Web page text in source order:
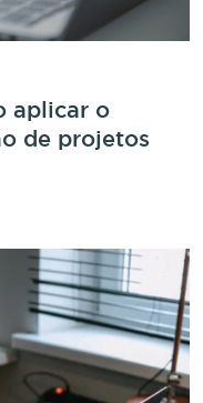
aplicar o
de projetos